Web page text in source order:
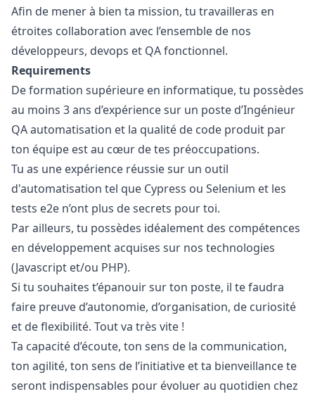
Afin de mener à bien ta mission, tu travailleras en
étroites collaboration avec l’ensemble de nos
développeurs, devops et QAfonctionnel.
Requirements
De formation supérieure en informatique, tu possèdes
au moins 3 ans d’expérience sur un poste d’Ingénieur
QAautomatisation et la qualité de code produit par
ton équipe est au cœur de tes préoccupations.
Tu as une expérience réussie sur un outil
d'automatisation tel que Cypress ou Selenium et les
tests e2e n’ont plus de secrets pour toi.
Par ailleurs, tu possèdes idéalement des compétences
en développement acquises sur nos technologies
(Javascript et/ou PHP).
Si tu souhaites t’épanouir sur ton poste, il te faudra
faire preuve d’autonomie, d’organisation, de curiosité
et de flexibilité. Tout va très vite !
Ta capacité d’écoute, ton sens de la communication,
ton agilité, ton sens de l’initiative et ta bienveillance te
seront indispensables pour évoluer au quotidien chez